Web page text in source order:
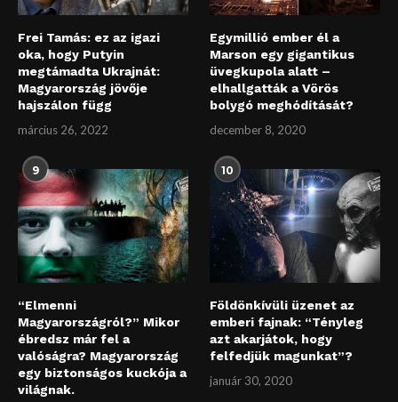
Frei Tamás: ez az igazi
oka, hogy Putyin
megtámadta Ukrajnát:
Magyarország jövője
hajszálon függ
március 26, 2022
Egymillió ember él a
Marson egy gigantikus
üvegkupola alatt –
elhallgatták a Vörös
bolygó meghódítását?
december 8, 2020
9
“Elmenni
Magyarországról?” Mikor
ébredsz már fel a
valóságra? Magyarország
egy biztonságos kuckója a
világnak.
10
Földönkívüli üzenet az
emberi fajnak: “Tényleg
azt akarjátok, hogy
felfedjük magunkat”?
január 30, 2020